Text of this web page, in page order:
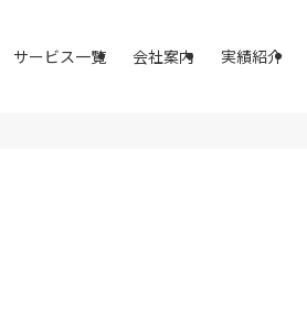
サービス一覧 会社案内 実績紹介